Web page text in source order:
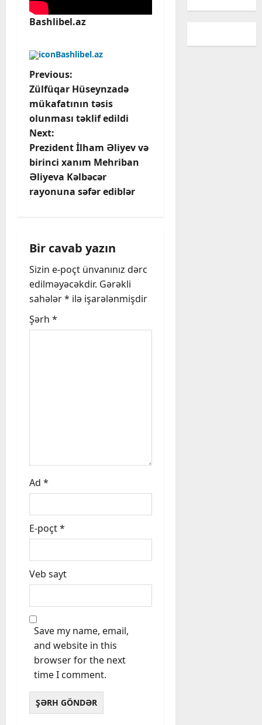
Bashlibel.az
Bashlibel.az
P
o
s
t
n
a
i
g
a
t
Previous:
Zülfüqar Hüseynzadə
mükafatının təsis
olunması təklif edildi
Next:
Prezident İlham Əliyev və
birinci xanım Mehriban
Əliyeva Kəlbəcər
rayonuna səfər ediblər
Bir cavab yazın
Sizin e-poçt ünvanınız dərc
edilməyəcəkdir. Gərəkli
sahələr* ilə işarələnmişdir
Şərh *
Ad *
E-poçt*
Veb sayt
Save my name, email,
and website in this
browser for the next
time I comment.